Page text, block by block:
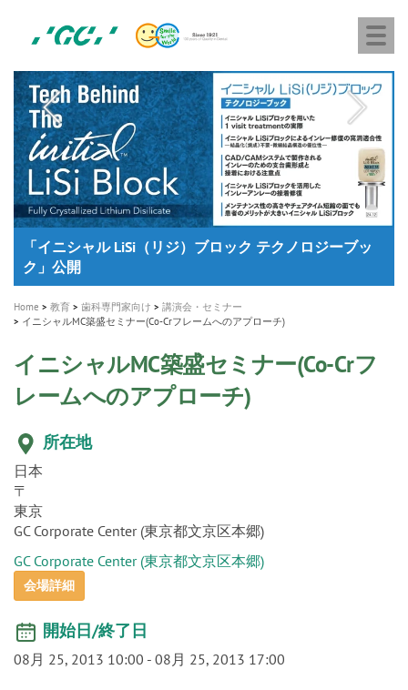
content
社
ジ
ー
シ
ー
M
A healthy smile greatly contributes to your quality of life
新発売 エバーエックス フロー
製品の詳細情報はこちら
「セラスマート テクノロジーブック」公開
「イニシャル LiSi（リジ）ブロック テクノロジーブッ
ク」公開
歯を内部まで白くする
医療ホワイトニング ティオン®
新製品 イオム ナゴミ for DH
専用サイトはこちら
新製品バキュクレーブ 118 / 318 Prime
製品の詳細情報はこちら
インプラント Aadva®
ショートインプラント新発売
GCグループ企業
Home 教育 歯科専門家向け
講演会・セミナー
イニシャルMC築盛セミナー(Co-Crフレームへのアプローチ)
イニシャルMC築盛セミナー(Co-Crフ
レームへのアプローチ)
所在地
日本
〒
東京
GC Corporate Center (東京都文京区本郷)
GC Corporate Center (東京都文京区本郷)
会場詳細
開始日/終了日
08月 25, 2013 10:00 08月 25, 2013 17:00